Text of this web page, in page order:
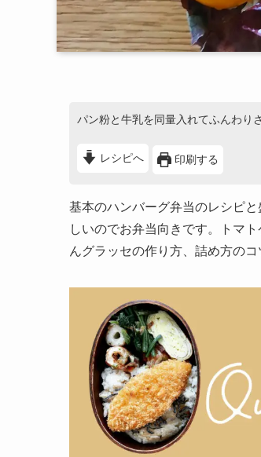
パン粉と牛乳を同量入れてふんわり
レシピへ 印刷する
基本のハンバーグ弁当のレシピ
しいのでお弁当向きです。トマ
んグラッセの作り方、詰め方のコ